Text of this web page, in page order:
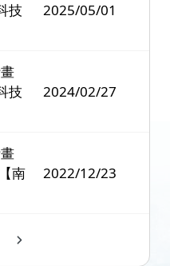
技
2025/05/01
技
2024/02/27
南
2022/12/23